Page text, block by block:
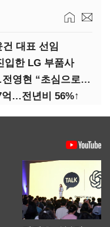
대표 선임
입한 LG 부품사
삼성전자, 창립 56주년 행사…전영현 “초심으로 경쟁력 회복해야”
억…전년비 56%↑